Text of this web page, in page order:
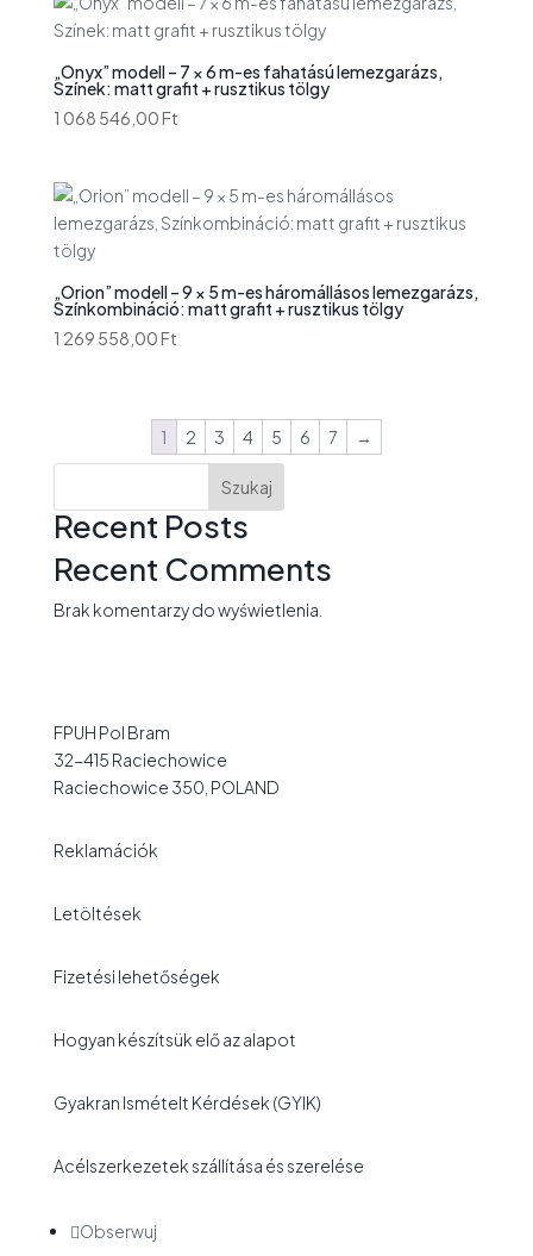
„Onyx” modell – 7 × 6 m-es fahatású lemezgarázs,
Színek: matt grafit + rusztikus tölgy
1 068 546,00Ft
„Orion” modell – 9 × 5 m-es háromállásos lemezgarázs,
Színkombináció: matt grafit + rusztikus tölgy
1 269 558,00Ft
1 2 3 4 5 6 7 →
Szukaj
Recent Posts
Recent Comments
Brak komentarzy do wyświetlenia.
FPUH Pol Bram
32-415 Raciechowice
Raciechowice 350, POLAND
Reklamációk
Letöltések
Fizetési lehetőségek
Hogyan készítsük elő az alapot
Gyakran Ismételt Kérdések (GYIK)
Acélszerkezetek szállítása és szerelése
Obserwuj